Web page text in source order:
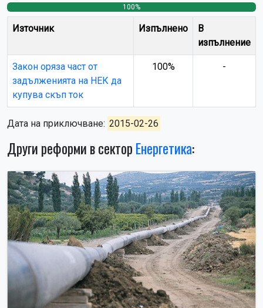
100%
Източник Изпълнено
В
изпълнение
Закон оряза част от
задълженията на НЕК да
купува скъп ток
100% -
Дата на приключване: 2015-02-26
Други реформи в сектор Енергетика: